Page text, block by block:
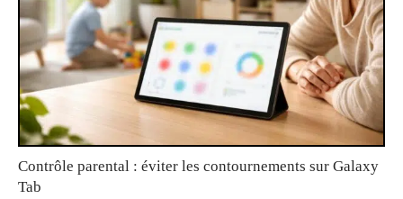
Contrôle parental : éviter les contournements sur Galaxy
Tab